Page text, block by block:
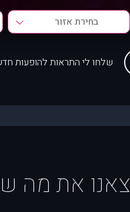
בחירת אזור
שלחו לי התראות להופעות
את מה